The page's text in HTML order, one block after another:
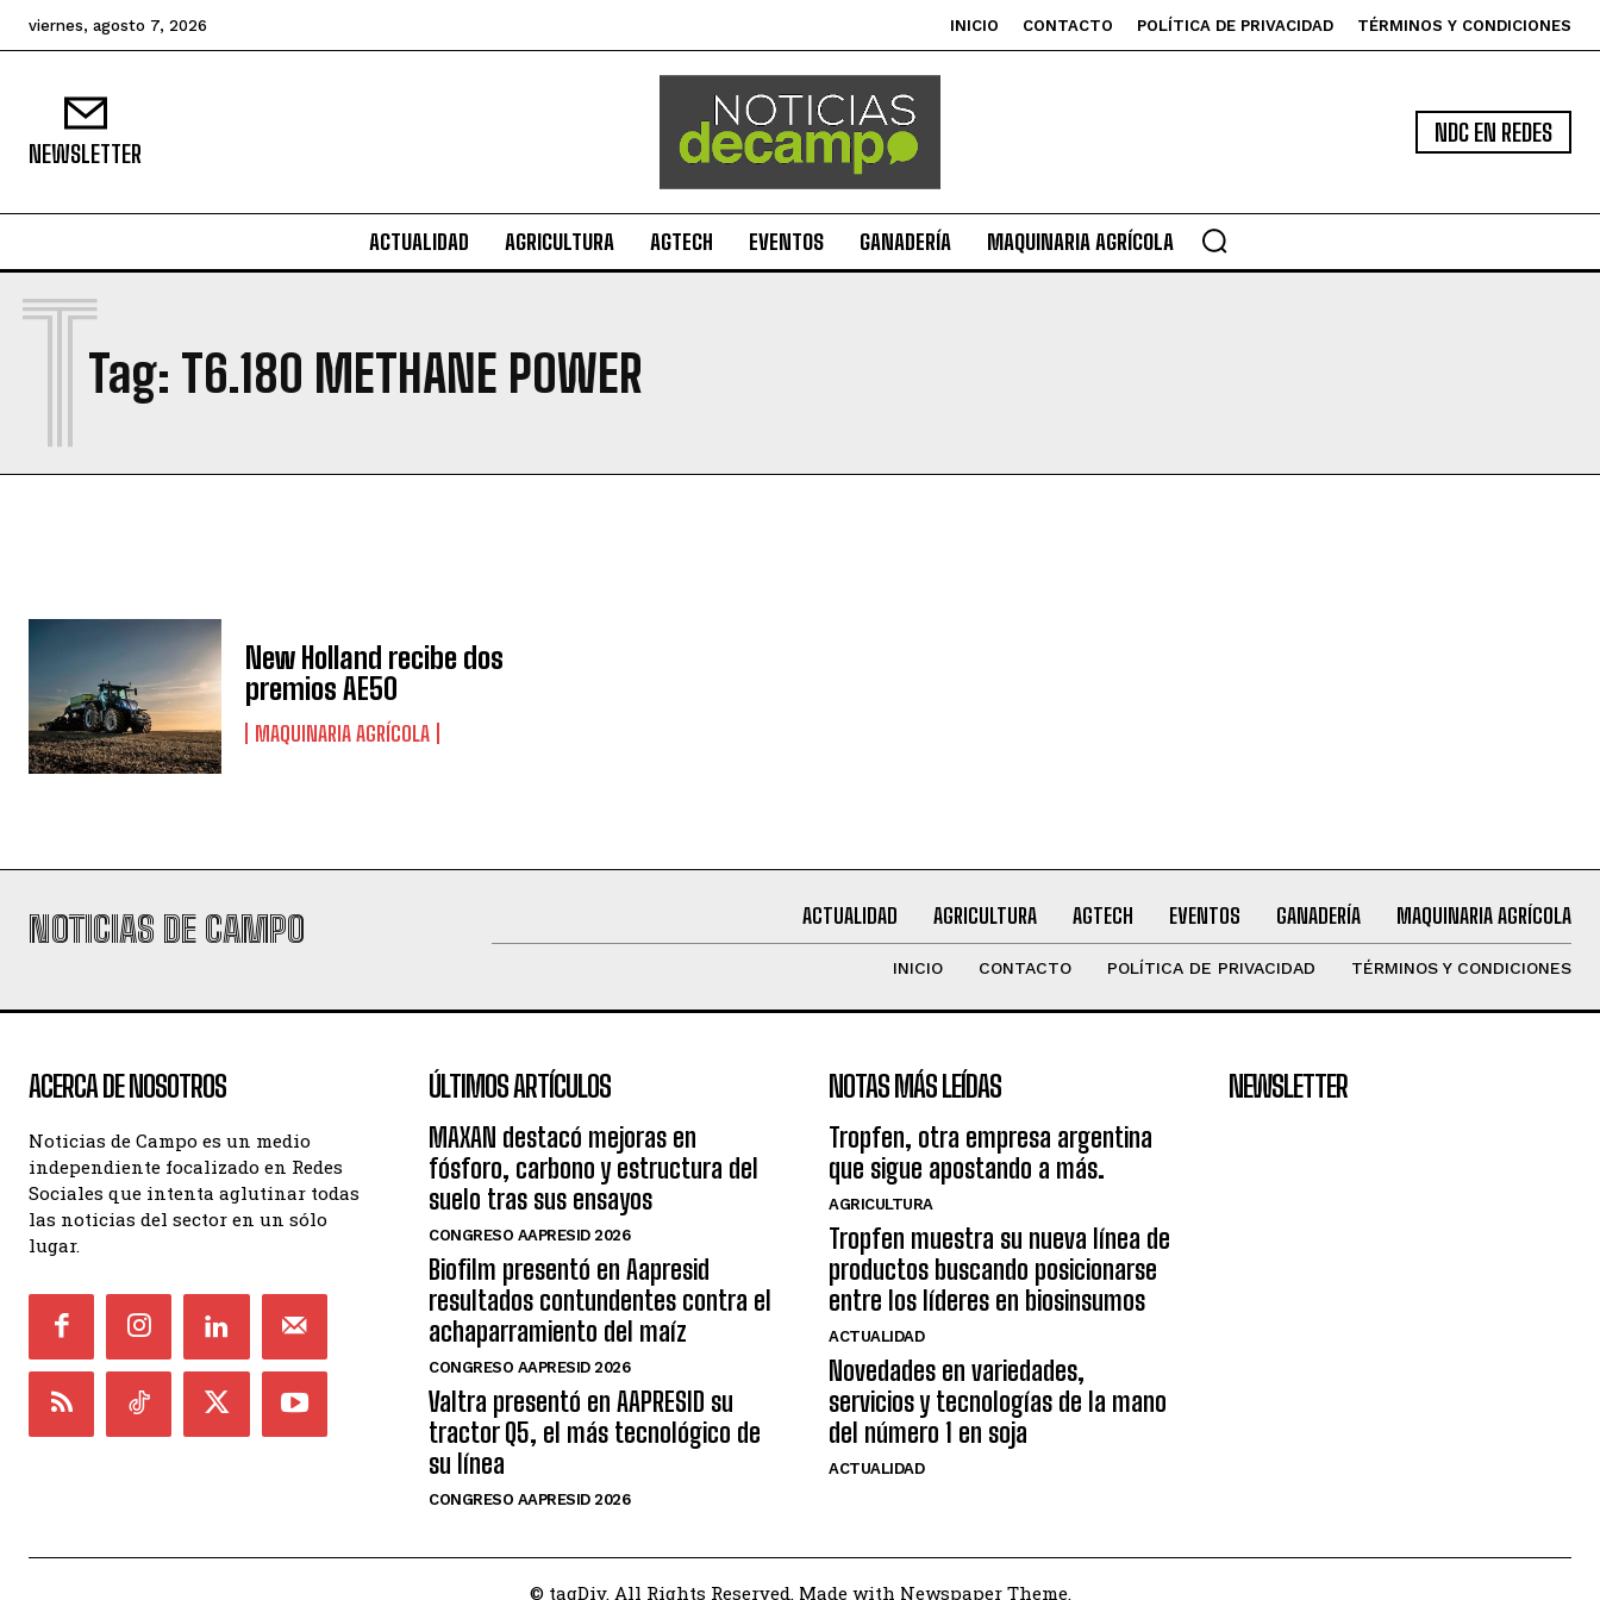
Suscribite al Newsletter
viernes, agosto 7, 2026 INICIO CONTACTO POLÍTICA DE PRIVACIDAD TÉRMINOS Y CONDICIONES
NEWSLETTER
NDC EN REDES
ACTUALIDAD AGRICULTURA AGTECH EVENTOS GANADERÍA MAQUINARIA AGRÍCOLA
Tag: T6.180 METHANE POWER
T
New Holland recibe dos
premios AE50
MAQUINARIA AGRÍCOLA
NOTICIAS DE CAMPO ACTUALIDAD AGRICULTURA AGTECH EVENTOS GANADERÍA MAQUINARIA AGRÍCOLA
INICIO CONTACTO POLÍTICA DE PRIVACIDAD TÉRMINOS Y CONDICIONES
ACERCA DE NOSOTROS
Noticias de Campo es un medio
independiente focalizado en Redes
Sociales que intenta aglutinar todas
las noticias del sector en un sólo
lugar.
ÚLTIMOS ARTÍCULOS
MAXAN destacó mejoras en
fósforo, carbono y estructura del
suelo tras sus ensayos
CONGRESO AAPRESID 2026
Biofilm presentó en Aapresid
resultados contundentes contra el
achaparramiento del maíz
CONGRESO AAPRESID 2026
Valtra presentó en AAPRESID su
tractor Q5, el más tecnológico de
su línea
CONGRESO AAPRESID 2026
NOTAS MÁS LEÍDAS
Tropfen, otra empresa argentina
que sigue apostando a más.
AGRICULTURA
Tropfen muestra su nueva línea de
productos buscando posicionarse
entre los líderes en biosinsumos
ACTUALIDAD
Novedades en variedades,
servicios y tecnologías de la mano
del número 1 en soja
ACTUALIDAD
NEWSLETTER
© tagDiv. All Rights Reserved. Made with Newspaper Theme.